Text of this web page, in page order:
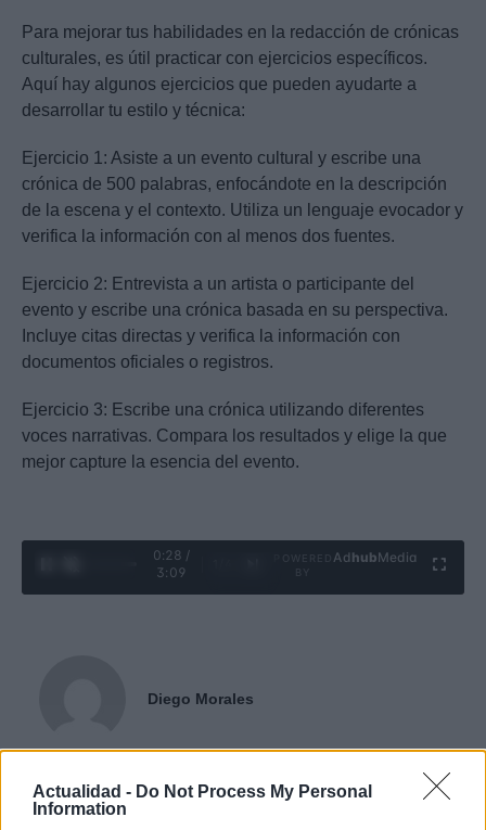
Actualidad - Do Not Process My Personal
Information
Para mejorar tus habilidades en la redacción de crónicas
culturales, es útil practicar con ejercicios específicos.
Aquí hay algunos ejercicios que pueden ayudarte a
desarrollar tu estilo y técnica:
Ejercicio 1: Asiste a un evento cultural y escribe una
crónica de 500 palabras, enfocándote en la descripción
de la escena y el contexto. Utiliza un lenguaje evocador y
verifica la información con al menos dos fuentes.
Ejercicio 2: Entrevista a un artista o participante del
evento y escribe una crónica basada en su perspectiva.
Incluye citas directas y verifica la información con
documentos oficiales o registros.
Ejercicio 3: Escribe una crónica utilizando diferentes
voces narrativas. Compara los resultados y elige la que
mejor capture la esencia del evento.
0:29 /
3:09
Ad hubMedia
Diego Morales
madrileño y una ruta gastronómica por Asturias. Periodismo deportivo